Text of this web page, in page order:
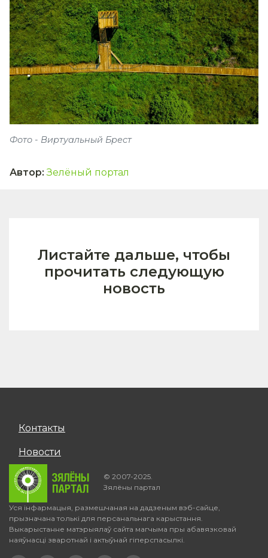
Фото - Виртуальный Брест
Автор: Зелёный портал
Листайте дальше, чтобы
прочитать следующую
новость
Контакты
Новости
© 2007-2025.
Зялёны партал
Уся інфармацыя, размешчаная на дадзеным вэб-сайце,
прызначана толькі для персанальнага карыстання.
Выкарыстанне матэрыялаў сайта магчыма пры абавязковай
наяўнасці зваротнай і актыўнай гіперспасылкі.